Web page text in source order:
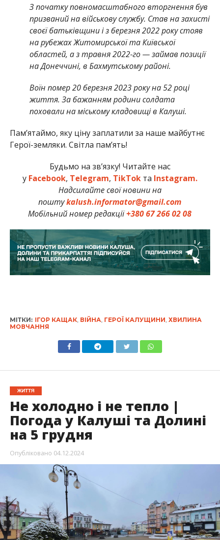
З початку повномасштабного вторгнення був
призваний на військову службу. Став на захисті
своєї батьківщини і з березня 2022 року стояв
на рубежах Житомирської та Київської
областей, а з травня 2022-го — займав позиції
на Донеччині, в Бахмутському районі.
Воїн помер 20 березня 2023 року на 52 році
життя. За бажанням родини солдата
поховали на міському кладовищі в Калуші.
Памʼятаймо, яку ціну заплатили за наше майбутнє
Герої-земляки. Світла пам’ять!
Будьмо на зв’язку! Читайте нас
у Facebook, Telegram, TikTokта Instagram.
Надсилайте свої новини на
поштуkalush.informator@gmail.com
Мобільний номер редакції+380 67 266 02 08
МІТКИ: ІГОР КАЩАК, ВІЙНА, ГЕРОЇ КАЛУЩИНИ, ХВИЛИНА
МОВЧАННЯ
ЖИТТЯ
Не холодно і не тепло |
Погода у Калуші та Долині
на 5 грудня
Опубліковано 04.12.2024